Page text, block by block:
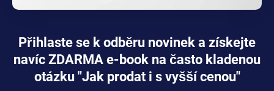
Přihlaste se k odběru novinek a získejte
navíc ZDARMA e-book na často kladenou
otázku "Jak prodat i s vyšší cenou"